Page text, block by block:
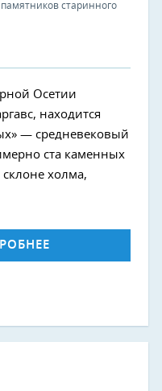
старинного
Осетии
находится
— средневековый
ста каменных
холма,